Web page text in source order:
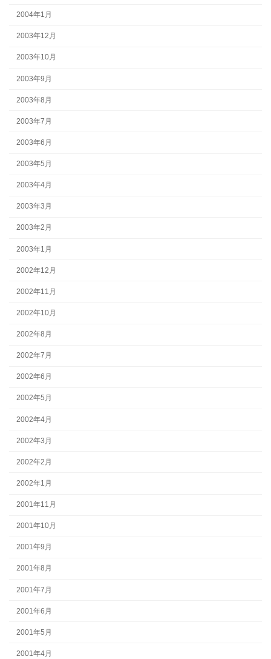
2004年1月
2003年12月
2003年10月
2003年9月
2003年8月
2003年7月
2003年6月
2003年5月
2003年4月
2003年3月
2003年2月
2003年1月
2002年12月
2002年11月
2002年10月
2002年8月
2002年7月
2002年6月
2002年5月
2002年4月
2002年3月
2002年2月
2002年1月
2001年11月
2001年10月
2001年9月
2001年8月
2001年7月
2001年6月
2001年5月
2001年4月